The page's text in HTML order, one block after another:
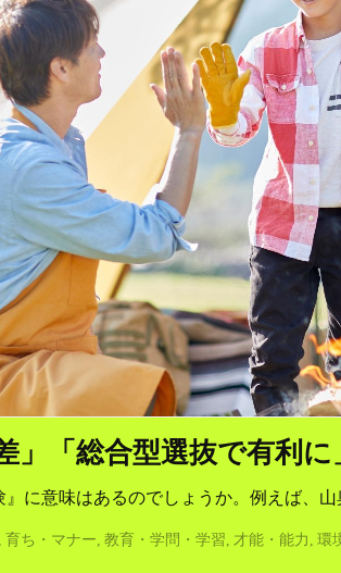
」「総合型選抜で有利
』に意味はあるのでしょうか。例えば、
育ち・マナー 教育・学問・学習 才能・能力 環